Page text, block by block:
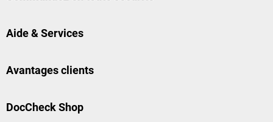
Aide & Services
Avantages clients
DocCheck Shop